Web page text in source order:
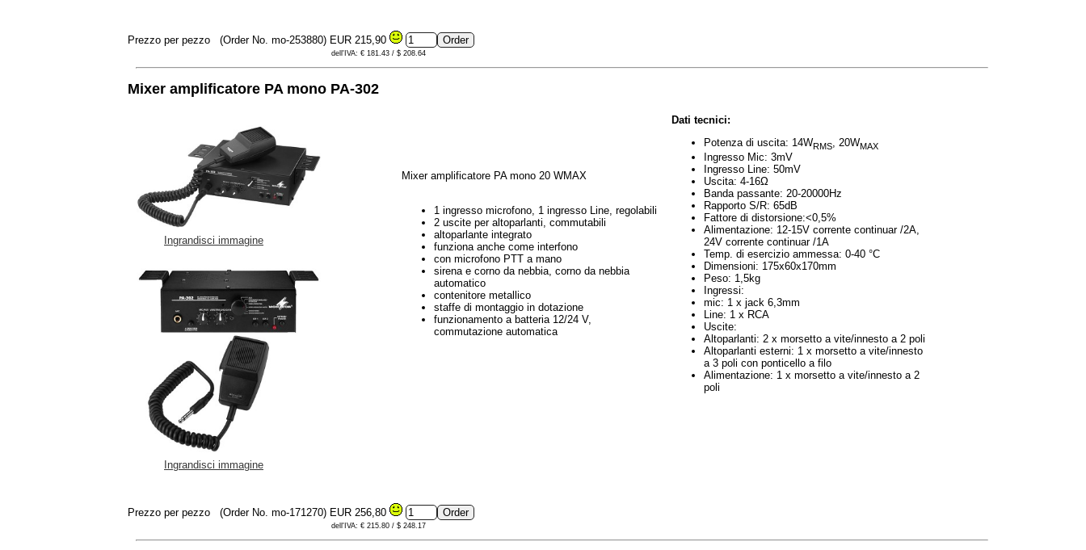
Prezzo per pezzo (Order No. mo-253880) EUR 215,90
dell'IVA: € 181.43 / $ 208.64
Mixer amplificatore PA mono PA-302
Ingrandisci immagine
Ingrandisci immagine
Mixer amplificatore PA mono 20 WMAX
1 ingresso microfono, 1 ingresso Line, regolabili
2 uscite per altoparlanti, commutabili
altoparlante integrato
funziona anche come interfono
con microfono PTT a mano
sirena e corno da nebbia, corno da nebbia
automatico
contenitore metallico
staffe di montaggio in dotazione
funzionamento a batteria 12/24 V,
commutazione automatica
Dati tecnici:
Potenza di uscita: 14WRMS, 20WMAX
Ingresso Mic: 3mV
Ingresso Line: 50mV
Uscita: 4-16Ω
Banda passante: 20-20000Hz
Rapporto S/R: 65dB
Fattore di distorsione:<0,5%
Alimentazione: 12-15V corrente continuar /2A,
24V corrente continuar /1A
Temp. di esercizio ammessa: 0-40 °C
Dimensioni: 175x60x170mm
Peso: 1,5kg
Ingressi:
mic: 1 x jack 6,3mm
Line: 1 x RCA
Uscite:
Altoparlanti: 2 x morsetto a vite/innesto a 2 poli
Altoparlanti esterni: 1 x morsetto a vite/innesto
a 3 poli con ponticello a filo
Alimentazione: 1 x morsetto a vite/innesto a 2
poli
Prezzo per pezzo (Order No. mo-171270) EUR 256,80
dell'IVA: € 215.80 / $ 248.17